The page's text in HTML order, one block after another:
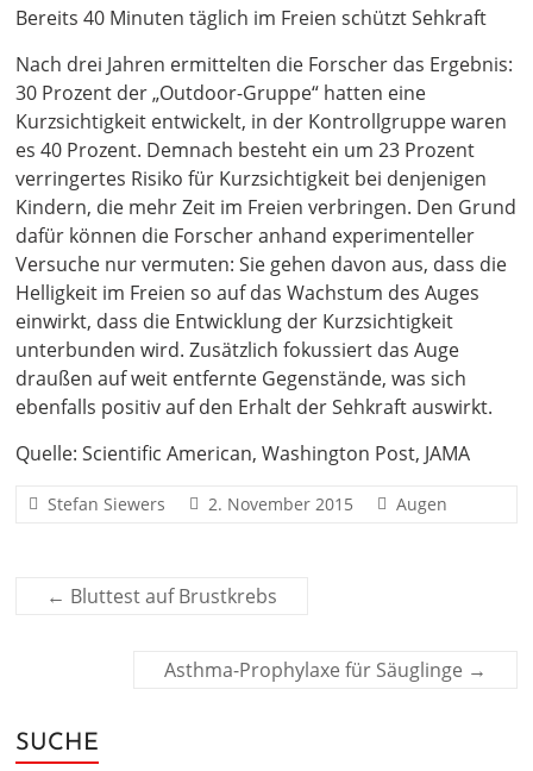
Bereits 40 Minuten täglich im Freien schützt Sehkraft
Nach drei Jahren ermittelten die Forscher das Ergebnis:
30 Prozent der „Outdoor-Gruppe“ hatten eine
Kurzsichtigkeit entwickelt, in der Kontrollgruppe waren
es 40 Prozent. Demnach besteht ein um 23 Prozent
verringertes Risiko für Kurzsichtigkeit bei denjenigen
Kindern, die mehr Zeit im Freien verbringen. Den Grund
dafür können die Forscher anhand experimenteller
Versuche nur vermuten: Sie gehen davon aus, dass die
Helligkeit im Freien so auf das Wachstum des Auges
einwirkt, dass die Entwicklung der Kurzsichtigkeit
unterbunden wird. Zusätzlich fokussiert das Auge
draußen auf weit entfernte Gegenstände, was sich
ebenfalls positiv auf den Erhalt der Sehkraft auswirkt.
Quelle: Scientific American, Washington Post, JAMA
Stefan Siewers 2. November 2015 Augen
← Bluttest auf Brustkrebs
Asthma-Prophylaxe für Säuglinge →
SUCHE